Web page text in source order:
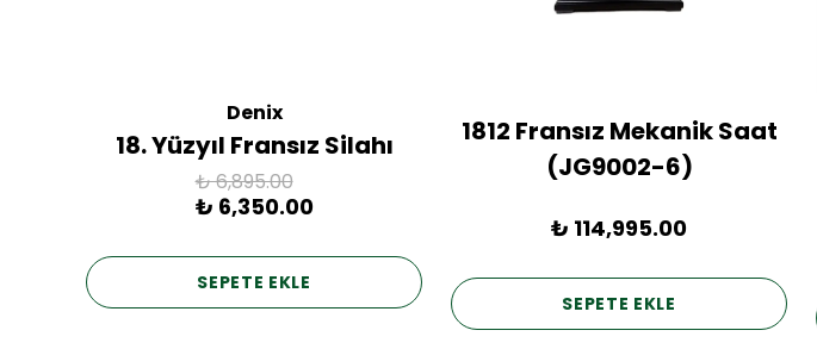
Denix
18. Yüzyıl Fransız Silahı
₺ 6,895.00
₺ 6,350.00
SEPETE EKLE
1812 Fransız Mekanik Saat
(JG9002-6)
₺ 114,995.00
SEPETE EKLE